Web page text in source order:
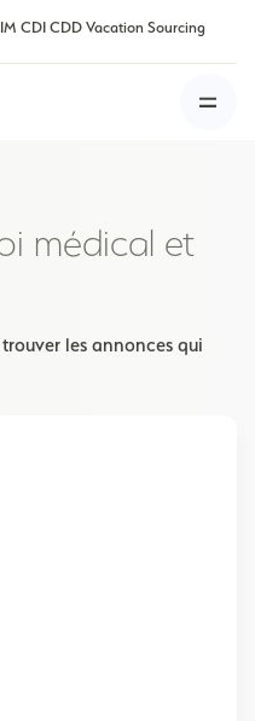
CDI CDD Vacation Sourcing
médical et
les annonces qui